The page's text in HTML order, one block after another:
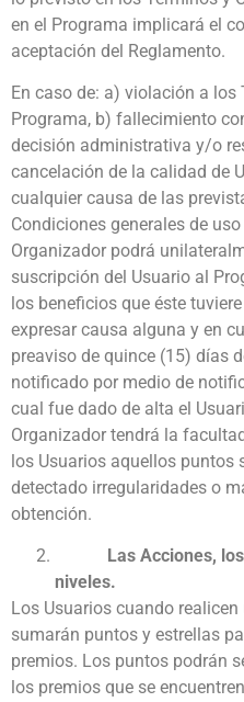
en el Programa implicará el
aceptación del Reglamento.
En caso de: a) violación a los
Programa, b) fallecimiento
decisión administrativa y/o
cancelación de la calidad de
cualquier causa de las
Condiciones generales de
Organizador podrá
suscripción del Usuario al
los beneficios que éste
expresar causa alguna y en
preaviso de quince (15) días
notificado por medio de
cual fue dado de alta el
Organizador tendrá la
los Usuarios aquellos puntos
detectado irregularidades o
obtención.
Las Acciones,
niveles.
Los Usuarios cuando
sumarán puntos y estrellas
premios. Los puntos podrán
los premios que se